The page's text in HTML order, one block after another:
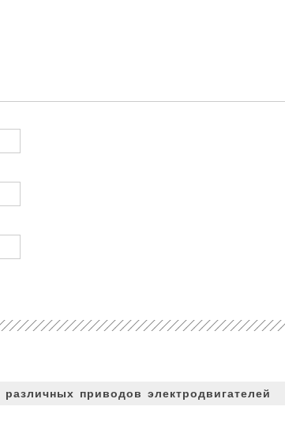
приводов электродвигателей